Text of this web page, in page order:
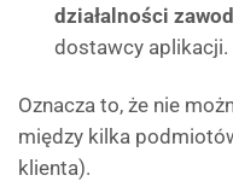
działalności
dostawcy aplikacji.
Oznacza to, że nie
między kilka
klienta).